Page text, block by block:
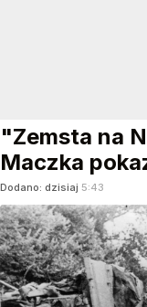
"Zemsta na
Maczka
Dodano: dzisiaj 5:43